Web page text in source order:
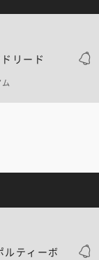
リード
ルティーボ